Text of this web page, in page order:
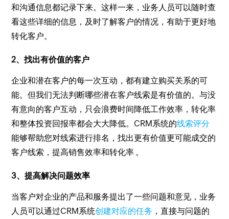
和沟通信息都记录下来。这样一来，业务人员可以随时查
看这些详细的信息，及时了解客户的情况，有助于更好地
转化客户。
2、找出有价值的客户
企业和潜在客户的每一次互动，都有建立购买关系的可
能。但我们无法判断哪些潜在客户线索是有价值的。与没
有意向的客户互动，只会浪费时间降低工作效率，转化率
和整体投资回报率都会大大降低。CRM系统的线索评分
能够帮助您对线索进行排名，找出更有价值更可能成交的
客户线索，提高销售效率和转化率 。
3、提高解决问题效率
当客户对企业的产品和服务提出了一些问题和意见，业务
人员可以通过CRM系统创建对应的任务 ，直接与问题的